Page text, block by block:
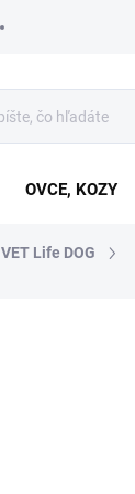
OVCE, KOZY
VET Life DOG